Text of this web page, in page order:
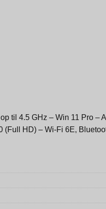
til 4.5 GHz – Win 11 Pro –
HD) – Wi-Fi 6E,